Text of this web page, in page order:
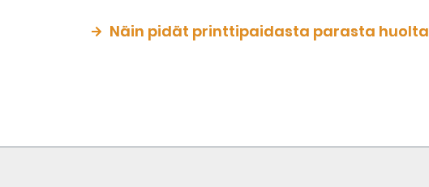
Näin pidät printtipaidasta parasta huolta